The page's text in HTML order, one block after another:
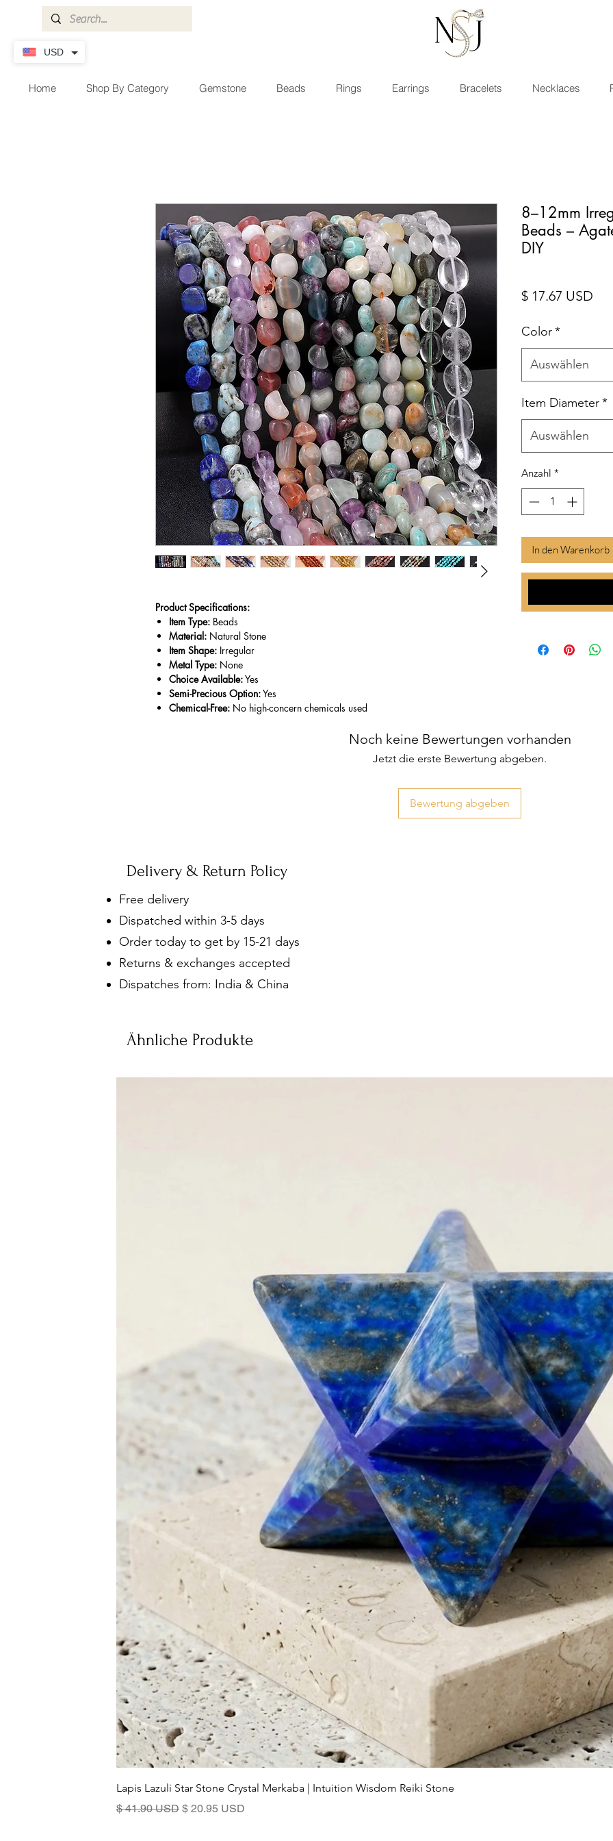
Home Shop By Category Gemstone Beads Rings Earrings Bracelets Necklaces
Product Specifications:
Item Type: Beads
Material: Natural Stone
Item Shape: Irregular
Metal Type: None
Choice Available:Yes
Semi-Precious Option:Yes
Chemical-Free: No high-concern chemicals used
8–12mm
Beads –
DIY
$ 17.67 USD
Color*
Auswählen
Item Diameter*
Auswählen
Anzahl *
In den Warenkorb
Noch keine Bewertungen vorhanden
Jetzt die erste Bewertung abgeben.
Bewertung abgeben
Delivery & Return Policy
Free delivery
Dispatched within 3-5 days
Order today to get by 15-21 days
Returns & exchanges accepted
Dispatches from: India & China
Ähnliche Produkte
Schnellansicht
Lapis Lazuli Star Stone Crystal Merkaba | Intuition Wisdom Reiki Stone
Standardpreis
$ 41.90 USD Sale-Preis
$ 20.95 USD
USD